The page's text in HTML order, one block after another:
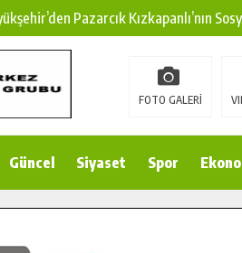
Pazarcık Kızkapanlı’nın
Pazarcık Kırsalına Modern
KSÜ’ye Uluslararası Başarı:
Pusula Maraş Kampında Yeni
FOTO GALERİ
Güncel Siyaset Spor